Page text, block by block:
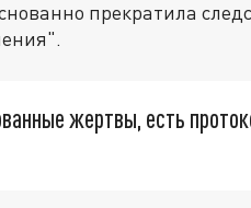
прекратила
жертвы, есть